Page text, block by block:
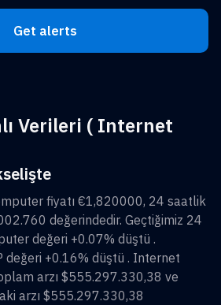
Get alerts
Verileri ( Internet
fiyatı €1,820000, 24 saatlik
değerindedir. Geçtiğimiz 24
değeri +0.07% düştü .
değeri +0.16% düştü . Internet
arzı $555.297.330,38 ve
arzı $555.297.330,38